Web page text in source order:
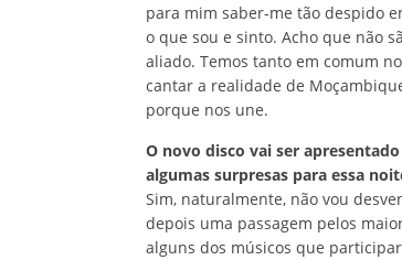
para mim saber-me tão despido
o que sou e sinto. Acho que não
aliado. Temos tanto em comum
cantar a realidade de
porque nos une.
O novo disco vai ser
algumas surpresas para essa
Sim, naturalmente, não vou
depois uma passagem pelos
alguns dos músicos que